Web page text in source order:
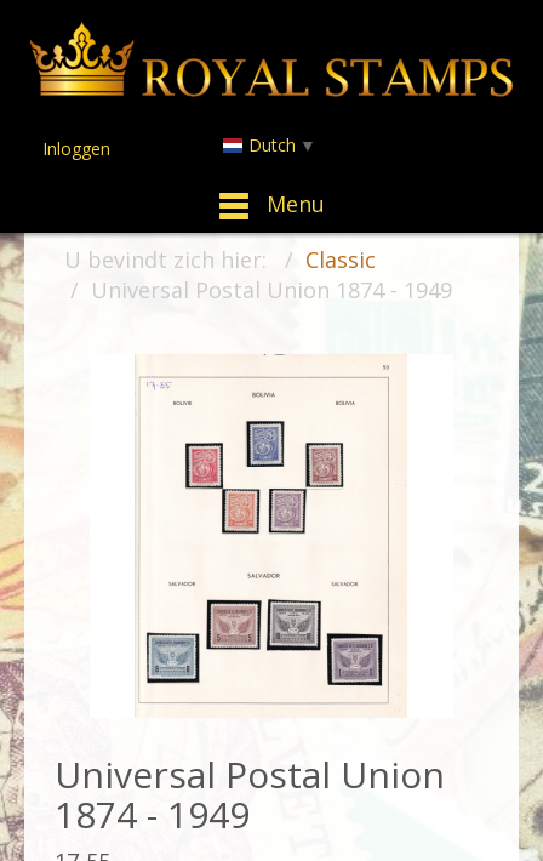
Menu
Inloggen Dutch ▼
U bevindt zich hier:
Classic
Universal Postal Union 1874 - 1949
Universal Postal Union
1874 - 1949